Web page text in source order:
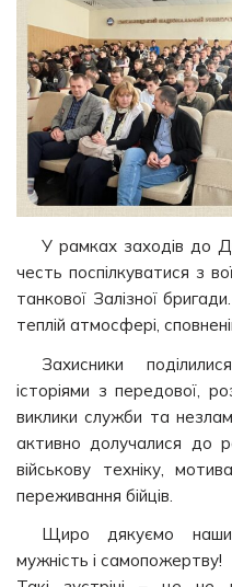
У рамках заходів до
честь поспілкуватися з
танкової Залізної
теплій атмосфері,
Захисники
історіями з передової,
виклики служби та
активно долучалися до
військову техніку,
переживання бійців.
Щиро дякуємо
мужність і самопожертву!